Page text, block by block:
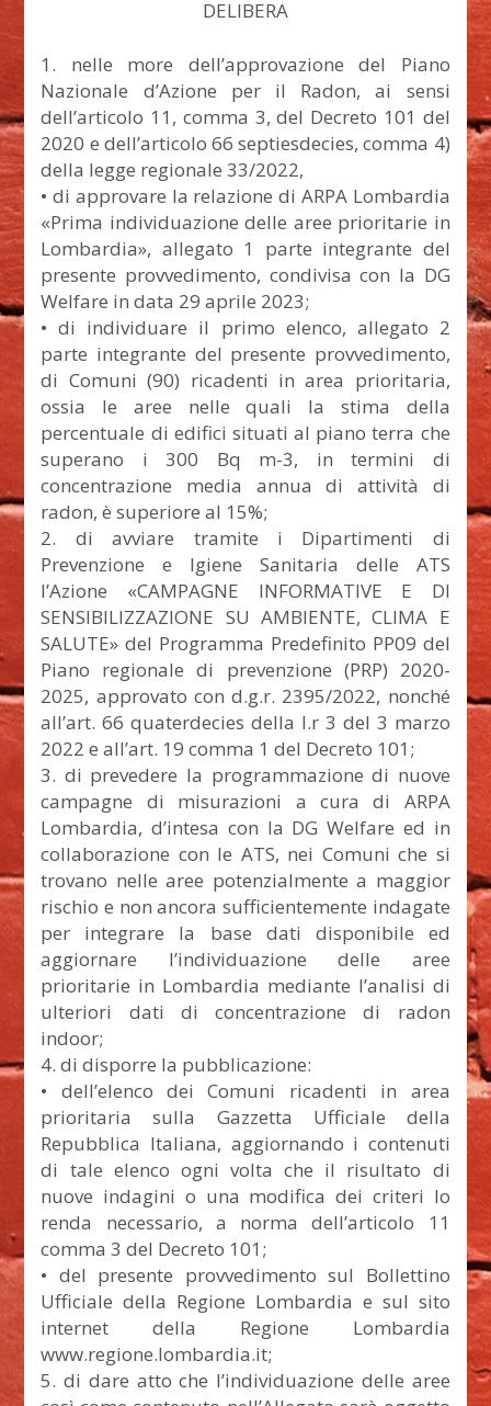
DELIBERA
1. nelle more dell’approvazione del Piano
Nazionale d’Azione per il Radon, ai sensi
dell’articolo 11, comma 3, del Decreto 101 del
2020 e dell’articolo 66 septiesdecies, comma 4)
della legge regionale 33/2022,
• di approvare la relazione di ARPA Lombardia
«Prima individuazione delle aree prioritarie in
Lombardia», allegato 1 parte integrante del
presente provvedimento, condivisa con la DG
Welfare in data 29 aprile 2023;
• di individuare il primo elenco, allegato 2
parte integrante del presente provvedimento,
di Comuni (90) ricadenti in area prioritaria,
ossia le aree nelle quali la stima della
percentuale di edifici situati al piano terra che
superano i 300 Bq m-3, in termini di
concentrazione media annua di attività di
radon, è superiore al 15%;
2. di avviare tramite i Dipartimenti di
Prevenzione e Igiene Sanitaria delle ATS
l’Azione «CAMPAGNE INFORMATIVE E DI
SENSIBILIZZAZIONE SU AMBIENTE, CLIMA E
SALUTE» del Programma Predefinito PP09 del
Piano regionale di prevenzione (PRP) 2020-
2025, approvato con d.g.r. 2395/2022, nonché
all’art. 66 quaterdecies della l.r 3 del 3 marzo
2022 e all’art. 19 comma 1 del Decreto 101;
3. di prevedere la programmazione di nuove
campagne di misurazioni a cura di ARPA
Lombardia, d’intesa con la DG Welfare ed in
collaborazione con le ATS, nei Comuni che si
trovano nelle aree potenzialmente a maggior
rischio e non ancora sufficientemente indagate
per integrare la base dati disponibile ed
aggiornare l’individuazione delle aree
prioritarie in Lombardia mediante l’analisi di
ulteriori dati di concentrazione di radon
indoor;
4. di disporre la pubblicazione:
• dell’elenco dei Comuni ricadenti in area
prioritaria sulla Gazzetta Ufficiale della
Repubblica Italiana, aggiornando i contenuti
di tale elenco ogni volta che il risultato di
nuove indagini o una modifica dei criteri lo
renda necessario, a norma dell’articolo 11
comma 3 del Decreto 101;
• del presente provvedimento sul Bollettino
Ufficiale della Regione Lombardia e sul sito
internet della Regione Lombardia
www.regione.lombardia.it;
5. di dare atto che l’individuazione delle aree